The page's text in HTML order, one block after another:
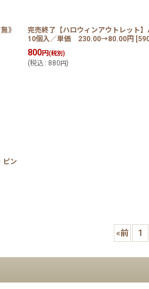
》
完売終了【ハロウィンアウトレット
10個入／単価 230.00→80.00円 [
800円(税別)
(税込 : 880円)
ピン
«前 1